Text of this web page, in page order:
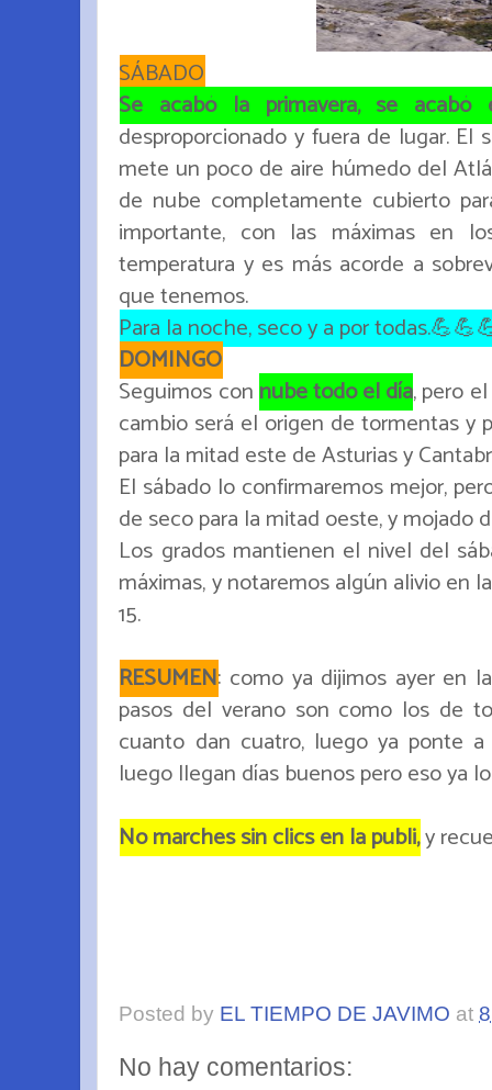
SÁBADO
Se acabó la primavera, se acabó
desproporcionado y fuera de lugar.
mete un poco de aire húmedo del
de nube completamente cubierto
importante, con las máximas en
temperatura y es más acorde a
que tenemos.
Para la noche, seco y a por
DOMINGO
Seguimos con nube todo el día, pero
cambio será el origen de tormentas y
para la mitad este de Asturias y
El sábado lo confirmaremos mejor,
de seco para la mitad oeste, y mojado
Los grados mantienen el nivel del
máximas, y notaremos algún alivio en
15.
RESUMEN: como ya dijimos ayer en
pasos del verano son como los de
cuanto dan cuatro, luego ya ponte
luego llegan días buenos pero eso ya
No marches sin clics en la publi,y
Posted by EL TIEMPO DE JAVIMO at
No hay comentarios: